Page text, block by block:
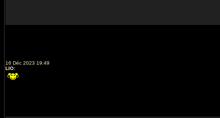
16 Déc 2023 19:49
LIO: